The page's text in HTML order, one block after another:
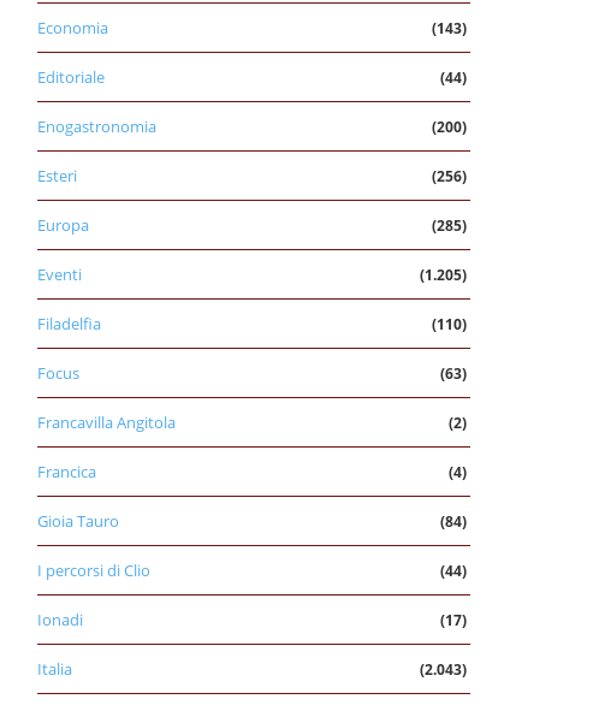
Economia (143)
Editoriale (44)
Enogastronomia (200)
Esteri (256)
Europa (285)
Eventi (1.205)
Filadelfia (110)
Focus (63)
Francavilla Angitola (2)
Francica (4)
Gioia Tauro (84)
I percorsi di Clio (44)
Ionadi (17)
Italia (2.043)